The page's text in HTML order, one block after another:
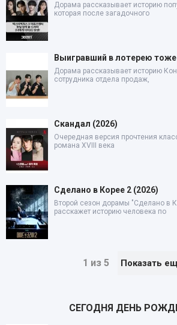
Дорама рассказывает историю
которая после загадочного
Выигравший в лотерею тоже
Дорама рассказывает историю
сотрудника отдела продаж,
Скандал (2026)
Очередная версия прочтения
романа XVIII века
Сделано в Корее 2 (2026)
Второй сезон дорамы "Сделано в
расскажет историю человека по
1 из 5 Показать
СЕГОДНЯ ДЕНЬ